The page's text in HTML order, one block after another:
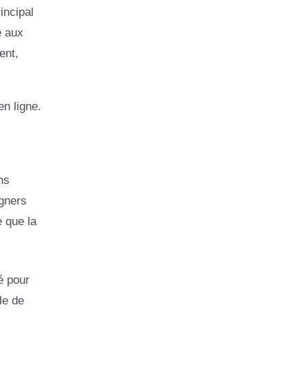
aux
ligne.
que la
pour
de